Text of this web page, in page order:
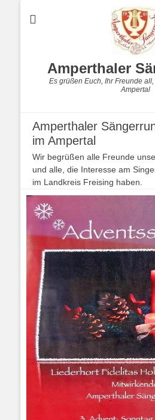
Amperthaler
Es grüßen Euch, Ihr Freunde
Ampertal
Amperthaler
im Ampertal
Wir begrüßen alle Freunde
und alle, die Interesse am
im Landkreis Freising haben.